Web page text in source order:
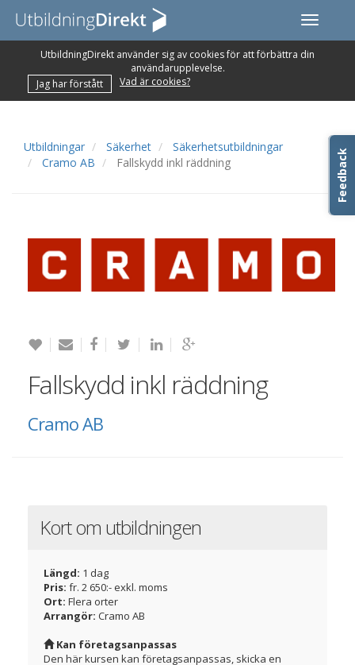
Feedback
Toggle
UtbildningDirekt använder sig av cookies för att förbättra din
användarupplevelse.
Jag har förstått
Vad är cookies?
Utbildningar Säkerhet
Säkerhetsutbildningar
Cramo AB
Fallskydd inkl räddning
Fallskydd inkl räddning
Cramo AB
Kort om utbildningen
Längd: 1 dag
Pris: fr. 2 650:- exkl. moms
Ort: Flera orter
Arrangör: Cramo AB
Kan företagsanpassas
Den här kursen kan företagsanpassas, skicka en